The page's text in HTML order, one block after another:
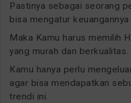
Pastinya sebagai seorang
bisa mengatur
Maka Kamu harus memilih
yang murah dan berkualitas.
Kamu hanya perlu
agar bisa mendapatkan
trendi ini.